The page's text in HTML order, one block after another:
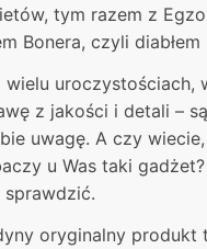
tym razem z
Bonera, czyli diabłem
uroczystościach,
z jakości i detali –
uwagę. A czy
u Was taki
oryginalny produkt